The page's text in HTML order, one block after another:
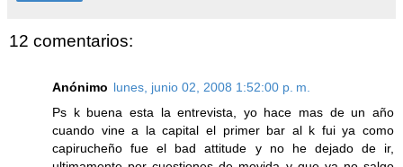
12 comentarios:
Anónimo lunes, junio 02, 2008 1:52:00 p. m.
Ps k buena esta la entrevista, yo hace mas de un año
cuando vine a la capital el primer bar al k fui ya como
capirucheño fue el bad attitude y no he dejado de ir,